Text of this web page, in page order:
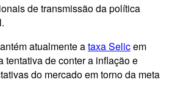
de transmissão da política
atualmente ataxa Selicem
tentativa de conter a inflação e
do mercado em torno da meta